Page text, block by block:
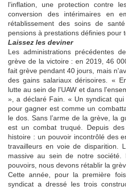
l'inflation, une protection contre
conversion des intérimaires en
rétablissement des soins de
pensions à prestations définies pour
Laissez les deviner
Les administrations précédentes
grève de la victoire : en 2019, 46
fait grève pendant 40 jours, mais n'
des gains salariaux dérisoires. «
lutte au sein de l'UAW et dans
», a déclaré Fain. « Un syndicat
pour gagner est comme un
le dos. Sans l’arme de la grève, la
est un combat truqué. Depuis
histoire : un pouvoir incontrôlé des
travailleurs en voie de disparition.
massive au sein de notre société.
pouvoirs, nous devons rétablir la
Cette année, pour la première
syndicat a dressé les trois